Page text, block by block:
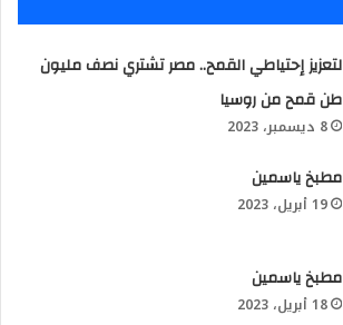
لتعزيز إحتياطي القمح.. مصر تشتري نصف مليون
طن قمح من روسيا
8 ديسمبر، 2023
مطبخ ياسمين
19 أبريل، 2023
مطبخ ياسمين
18 أبريل، 2023